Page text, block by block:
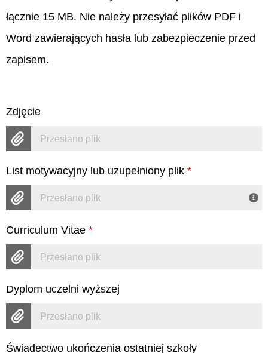
łącznie 15 MB. Nie należy przesyłać plików PDF i
Word zawierających hasła lub zabezpieczenie przed
zapisem.
Zdjęcie
Przesłano plik
List motywacyjny lub uzupełniony plik *
Przesłano plik
Curriculum Vitae *
Przesłano plik
Dyplom uczelni wyższej
Przesłano plik
Świadectwo ukończenia ostatniej szkoły